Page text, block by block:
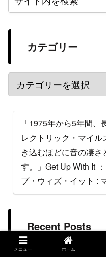
カテゴリー
「1975年から5年間
レクトリック・マイ
き込むほどに音の凄さ
す。」Get Up With It
プ・ウィズ・イット :
Recent Posts
メニュー ホーム